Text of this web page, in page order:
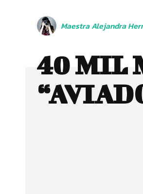
Maestra Alejandra
40 MIL